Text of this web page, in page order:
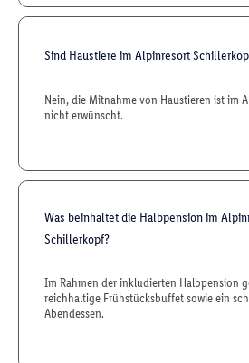
Sind Haustiere im Alpinresort
Nein, die Mitnahme von Haustieren ist im
nicht erwünscht.
Was beinhaltet die Halbpension im
Schillerkopf?
Im Rahmen der inkludierten Halbpension
reichhaltige Frühstücksbuffet sowie ein
Abendessen.